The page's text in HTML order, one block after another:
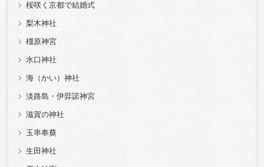
桜咲く京都で結婚式
梨木神社
橿原神宮
水口神社
海（かい）神社
淡路島・伊弉諾神宮
滋賀の神社
玉串奉奠
生田神社